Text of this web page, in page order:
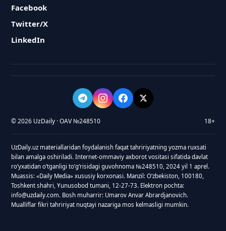
Facebook
Twitter/X
LinkedIn
© 2026 UzDaily · OAV №248510 18+
UzDaily.uz materiallaridan foydalanish faqat tahririyatning yozma ruxsati
bilan amalga oshiriladi. Internet-ommaviy axborot vositasi sifatida davlat
roʻyxatidan oʻtganligi toʻgʻrisidagi guvohnoma №248510, 2024 yil 1 aprel.
Muassis: «Daily Media» xususiy korxonasi. Manzil: Oʻzbekiston, 100180,
Toshkent shahri, Yunusobod tumani, 12-27-73. Elektron pochta:
info@uzdaily.com. Bosh muharrir: Umarov Anvar Abrardjanovich.
Mualliflar fikri tahririyat nuqtayi nazariga mos kelmasligi mumkin.